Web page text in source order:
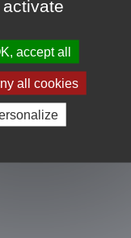
accept all
all cookies